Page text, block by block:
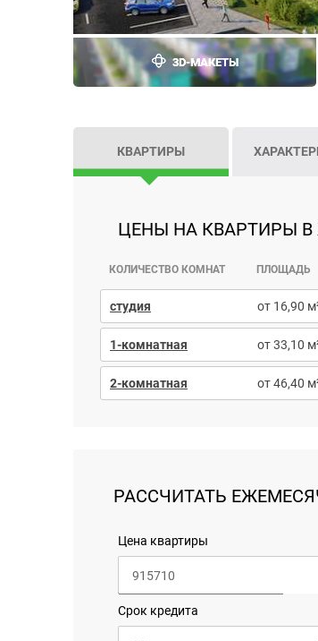
3D-МАКЕТЫ
КВАРТИРЫ
ЦЕНЫ НА КВАРТИРЫ В
КОЛИЧЕСТВО КОМНАТ ПЛОЩАДЬ
студия от 16,90
1-комнатная от 33,10
2-комнатная от 46,40
РАССЧИТАТЬ
Цена квартиры
Срок кредита